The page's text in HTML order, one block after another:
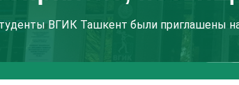
ВГИК Ташкент были приглашены